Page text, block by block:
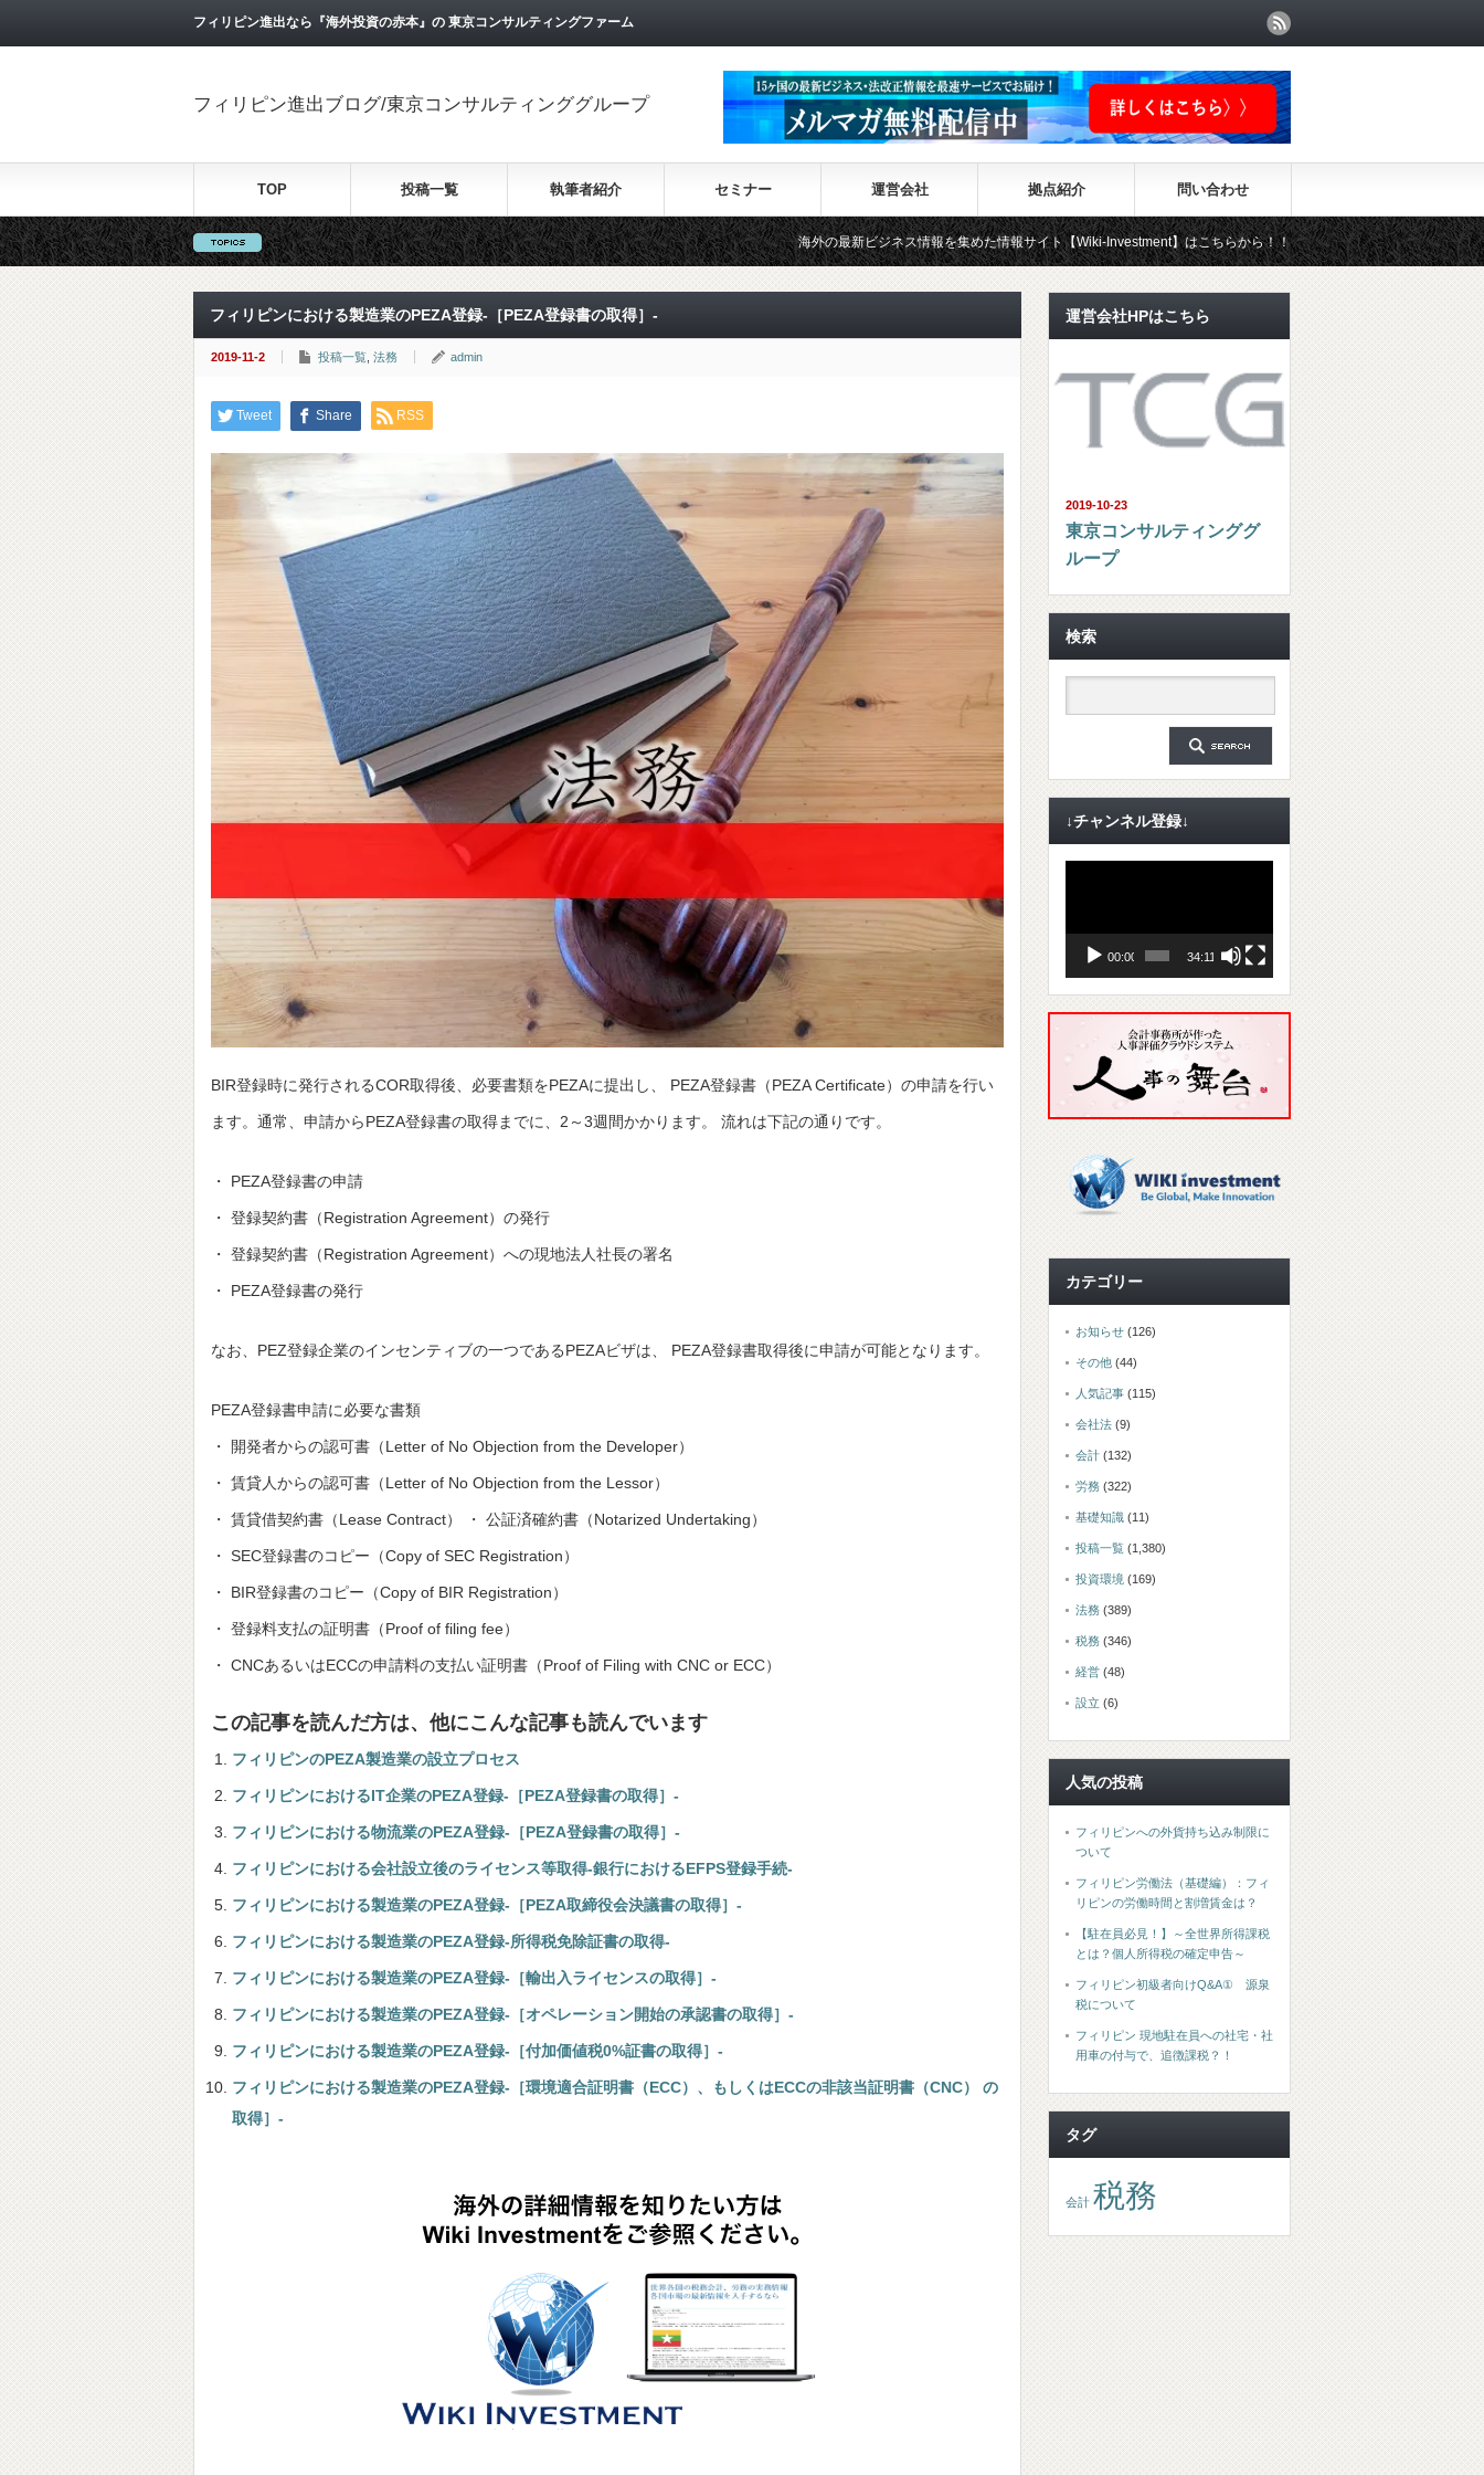
フィリピン進出なら『海外投資の赤本』の 東京コンサルティングファーム
フィリピン進出ブログ/東京コンサルティンググループ
TOP 投稿一覧 執筆者紹介 セミナー 運営会社 拠点紹介 問い合わせ
海外の最新ビジネス情報を集めた情報サイト【Wiki-Investment】はこちらから！！
フィリピンにおける製造業のPEZA登録-［PEZA登録書の取得］-
2019-11-2 投稿一覧 法務 admin
Tweet Share RSS
BIR登録時に発行されるCOR取得後、必要書類をPEZAに提出し、 PEZA登録書（PEZA Certificate）の申請を行い
ます。通常、申請からPEZA登録書の取得までに、2～3週間かかります。 流れは下記の通りです。
・ PEZA登録書の申請
・ 登録契約書（Registration Agreement）の発行
・ 登録契約書（Registration Agreement）への現地法人社長の署名
・ PEZA登録書の発行
なお、PEZ登録企業のインセンティブの一つであるPEZAビザは、 PEZA登録書取得後に申請が可能となります。
PEZA登録書申請に必要な書類
・ 開発者からの認可書（Letter of No Objection from the Developer）
・ 賃貸人からの認可書（Letter of No Objection from the Lessor）
・ 賃貸借契約書（Lease Contract） ・ 公証済確約書（Notarized Undertaking）
・ SEC登録書のコピー（Copy of SEC Registration）
・ BIR登録書のコピー（Copy of BIR Registration）
・ 登録料支払の証明書（Proof of filing fee）
・ CNCあるいはECCの申請料の支払い証明書（Proof of Filing with CNC or ECC）
この記事を読んだ方は、他にこんな記事も読んでいます
フィリピンのPEZA製造業の設立プロセス
フィリピンにおけるIT企業のPEZA登録-［PEZA登録書の取得］-
フィリピンにおける物流業のPEZA登録-［PEZA登録書の取得］-
フィリピンにおける会社設立後のライセンス等取得-銀行におけるEFPS登録手続-
フィリピンにおける製造業のPEZA登録-［PEZA取締役会決議書の取得］-
フィリピンにおける製造業のPEZA登録-所得税免除証書の取得-
フィリピンにおける製造業のPEZA登録-［輸出入ライセンスの取得］-
フィリピンにおける製造業のPEZA登録-［オペレーション開始の承認書の取得］-
フィリピンにおける製造業のPEZA登録-［付加価値税0%証書の取得］-
フィリピンにおける製造業のPEZA登録-［環境適合証明書（ECC）、もしくはECCの非該当証明書（CNC） の
取得］-
運営会社HPはこちら
2019-10-23
東京コンサルティンググ
ループ
検索
↓チャンネル登録↓
ー
00:00 34:11
カテゴリー
お知らせ (126)
その他 (44)
人気記事 (115)
会社法 (9)
会計 (132)
労務 (322)
基礎知識 (11)
投稿一覧 (1,380)
投資環境 (169)
法務 (389)
税務 (346)
経営 (48)
設立 (6)
人気の投稿
フィリピンへの外貨持ち込み制限に
ついて
フィリピン労働法（基礎編）：フィ
リピンの労働時間と割増賃金は？
【駐在員必見！】～全世界所得課税
とは？個人所得税の確定申告～
フィリピン初級者向けQ&A① 源泉
税について
フィリピン 現地駐在員への社宅・社
用車の付与で、追徴課税？！
タグ
会計 税務